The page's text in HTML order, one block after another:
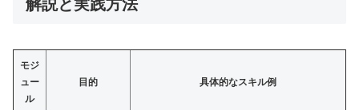
解説と実践方法
モジ
ュー
ル
目的 具体的なスキル例